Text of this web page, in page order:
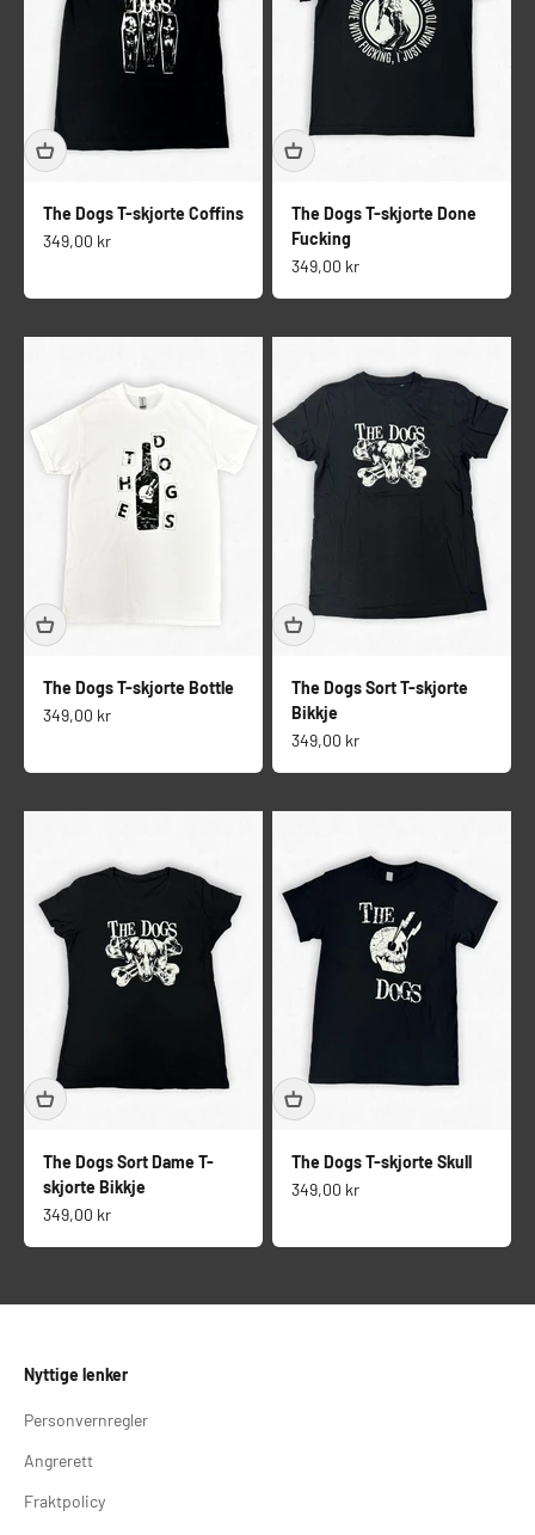
The Dogs T-skjorte Coffins
Salgspris
349,00 kr
The Dogs T-skjorte Done
Fucking
Salgspris
349,00 kr
The Dogs T-skjorte Bottle
Salgspris
349,00 kr
The Dogs Sort T-skjorte
Bikkje
Salgspris
349,00 kr
The Dogs Sort Dame T-
skjorte Bikkje
Salgspris
349,00 kr
The Dogs T-skjorte Skull
Salgspris
349,00 kr
Nyttige lenker
Personvernregler
Angrerett
Fraktpolicy